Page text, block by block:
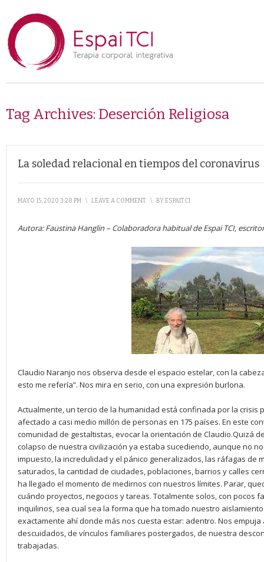
Tag Archives: Deserción Religiosa
La soledad relacional en tiempos del coronavirus
MAYO 15, 2020 3:28 PM \ LEAVE A COMMENT \ BYESPAITCI
Autora: Faustina Hanglin – Colaboradora habitual de Espai TCI,
Claudio Naranjo nos observa desde el espacio estelar, con la
esto me refería”. Nos mira en serio, con una expresión burlona.
Actualmente, un tercio de la humanidad está confinada por la crisis
afectado a casi medio millón de personas en 175 países. En este
comunidad de gestaltistas, evocar la orientación de Claudio.Quizá
colapso de nuestra civilización ya estaba sucediendo, aunque no
impuesto, la incredulidad y el pánico generalizados, las ráfagas de
saturados, la cantidad de ciudades, poblaciones, barrios y calles
ha llegado el momento de medirnos con nuestros límites. Parar,
cuándo proyectos, negocios y tareas. Totalmente solos, con pocos
inquilinos, sea cual sea la forma que ha tomado nuestro
exactamente ahí donde más nos cuesta estar: adentro. Nos
descuidados, de vínculos familiares postergados, de nuestra
trabajadas.